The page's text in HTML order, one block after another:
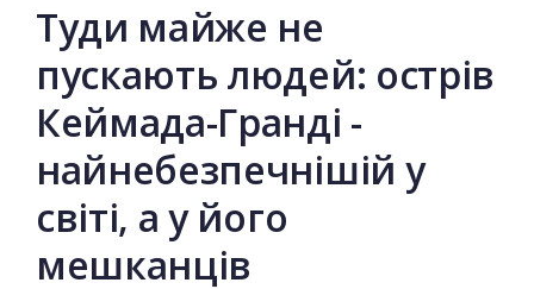
Туди майже не
пускають людей: острів
Кеймада-Гранді -
найнебезпечнішій у
світі, а у його
мешканців